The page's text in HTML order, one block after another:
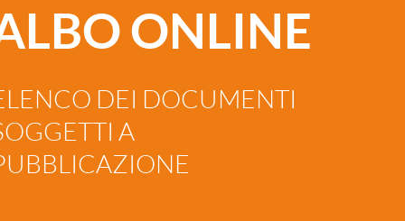
ONLINE
DEI DOCUMENTI
A